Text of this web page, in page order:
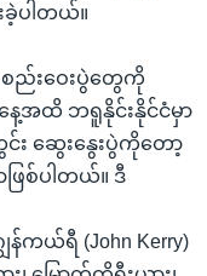
ခဲ့ပါတယ်။
းဝေးပွဲတွေကို
အထိ ဘရူနိုင်းနိုင်ငံမှာ
း ဆွေးနွေးပွဲကိုတော့
ဖြစ်ပါတယ်။ ဒီ
န်ကယ်ရီ (John Kerry)